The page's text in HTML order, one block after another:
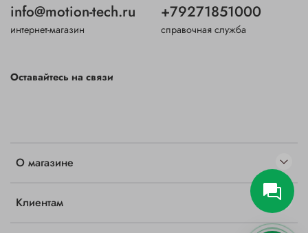
О магазине
Клиентам
info@motion-tech.ru
интернет-магазин
+79271851000
справочная служба
Оставайтесь на связи